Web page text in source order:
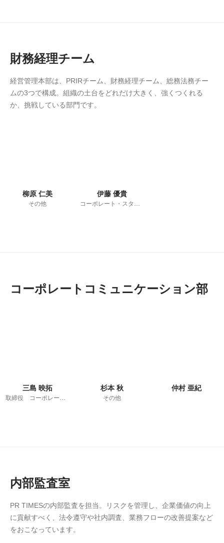
財務経理チーム
経営管理本部は、PRIRチーム、財務経理チーム、総務法務チー
ムの3つで構成。組織の土台をどれだけ大きく、強くつくれる
か、挑戦している部門です。
柳原 仁美
その他
伊藤 優貴
コーポレートコミュニケーション部
三島 映拓 杉本 秋
その他
仲村 亜紀
内部監査室
PR TIMESの内部監査を担当。リスクを管理し、企業価値の向上
に貢献すべく、法令遵守や社内調査、業務フローの改善提案など
をおこなっています。